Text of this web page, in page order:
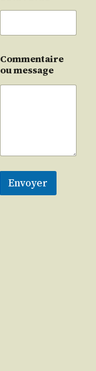
Commentaire
ou message
Envoyer